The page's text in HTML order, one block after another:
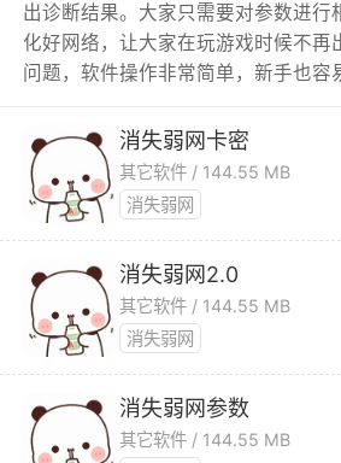
出诊断结果。大家只需要对参数进行
化好网络，让大家在玩游戏时候不再
问题，软件操作非常简单，新手也容
消失弱网卡密
其它软件 / 144.55 MB
消失弱网
消失弱网2.0
其它软件 / 144.55 MB
消失弱网
消失弱网参数
其它软件 / 144.55 MB